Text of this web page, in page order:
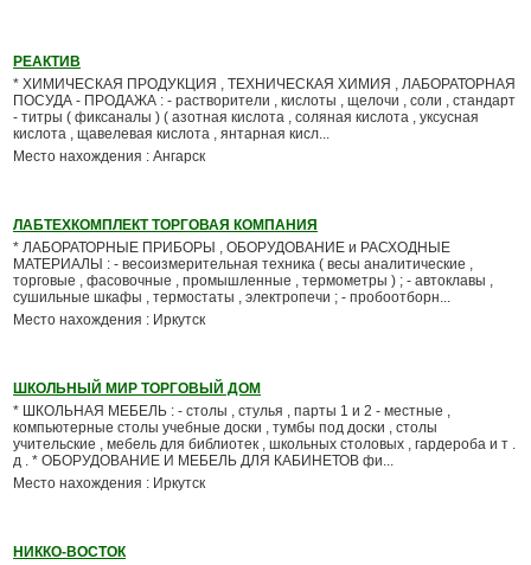
РЕАКТИВ
* ХИМИЧЕСКАЯ ПРОДУКЦИЯ , ТЕХНИЧЕСКАЯ ХИМИЯ , ЛАБОРАТОРНАЯ
ПОСУДА - ПРОДАЖА : - растворители , кислоты , щелочи , соли , стандарт
- титры ( фиксаналы ) ( азотная кислота , соляная кислота , уксусная
кислота , щавелевая кислота , янтарная кисл...
Место нахождения : Ангарск
ЛАБТЕХКОМПЛЕКТ ТОРГОВАЯ КОМПАНИЯ
* ЛАБОРАТОРНЫЕ ПРИБОРЫ , ОБОРУДОВАНИЕ и РАСХОДНЫЕ
МАТЕРИАЛЫ : - весоизмерительная техника ( весы аналитические ,
торговые , фасовочные , промышленные , термометры ) ; - автоклавы ,
сушильные шкафы , термостаты , электропечи ; - пробоотборн...
Место нахождения : Иркутск
ШКОЛЬНЫЙ МИР ТОРГОВЫЙ ДОМ
* ШКОЛЬНАЯ МЕБЕЛЬ : - столы , стулья , парты 1 и 2 - местные ,
компьютерные столы учебные доски , тумбы под доски , столы
учительские , мебель для библиотек , школьных столовых , гардероба и т .
д . * ОБОРУДОВАНИЕ И МЕБЕЛЬ ДЛЯ КАБИНЕТОВ фи...
Место нахождения : Иркутск
НИККО-ВОСТОК